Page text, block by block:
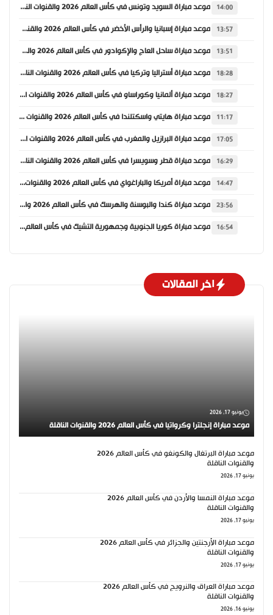
14:00 موعد مباراة السويد وتونس في كأس العالم 2026 والقنوات الناقلة
13:57 موعد مباراة إسبانيا والرأس الأخضر في كأس العالم 2026 والقنوات الناقلة
13:51 موعد مباراة ساحل العاج والإكوادور في كأس العالم 2026 والقنوات الناقلة
18:28 موعد مباراة أستراليا وتركيا في كأس العالم 2026 والقنوات الناقلة
18:27 موعد مباراة ألمانيا وكوراساو في كأس العالم 2026 والقنوات الناقلة
11:17 موعد مباراة هايتي واسكتلندا في كأس العالم 2026 والقنوات الناقلة
17:05 موعد مباراة البرازيل والمغرب في كأس العالم 2026 والقنوات الناقلة
16:29 موعد مباراة قطر وسويسرا في كأس العالم 2026 والقنوات الناقلة
14:47 موعد مباراة أمريكا والباراغواي في كأس العالم 2026 والقنوات الناقلة
23:56 موعد مباراة كندا والبوسنة والهرسك في كأس العالم 2026 والقنوات الناقلة
16:54 موعد مباراة كوريا الجنوبية وجمهورية التشيك في كأس العالم 2026 والقنوات الناقلة
اخر المقالات
يونيو 17, 2026
موعد مباراة إنجلترا وكرواتيا في كأس العالم 2026 والقنوات الناقلة
موعد مباراة البرتغال والكونغو في كأس العالم 2026
والقنوات الناقلة
يونيو 17, 2026
موعد مباراة النمسا والأردن في كأس العالم 2026
والقنوات الناقلة
يونيو 17, 2026
موعد مباراة الأرجنتين والجزائر في كأس العالم 2026
والقنوات الناقلة
يونيو 17, 2026
موعد مباراة العراق والنرويج في كأس العالم 2026
والقنوات الناقلة
يونيو 16, 2026